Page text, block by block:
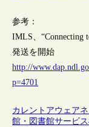
参考：
IMLS、“Connecting
発送を開始
http://
p=4701
カレントアウェア
館・図書館サービス